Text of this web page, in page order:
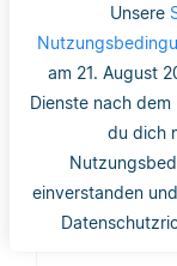
Unsere
am 21. August
Dienste nach
du dich
einverstanden
Was
Was
Was
Was ist